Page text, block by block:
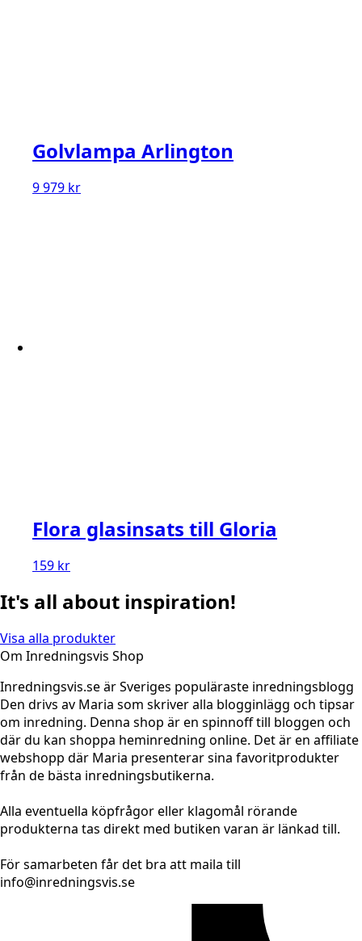
Golvlampa Arlington
9 979 kr
Flora glasinsats till Gloria
159 kr
It's all about inspiration!
Visa alla produkter
Om Inredningsvis Shop
Inredningsvis.se är Sveriges populäraste inredningsblogg
Den drivs av Maria som skriver alla blogginlägg och tipsar
om inredning. Denna shop är en spinnoff till bloggen och
där du kan shoppa heminredning online. Det är en affiliate
webshopp där Maria presenterar sina favoritprodukter
från de bästa inredningsbutikerna.
Alla eventuella köpfrågor eller klagomål rörande
produkterna tas direkt med butiken varan är länkad till.
För samarbeten får det bra att maila till
info@inredningsvis.se